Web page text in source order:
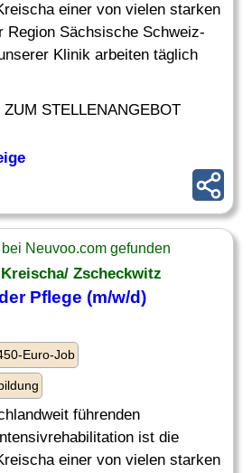
einer von vielen starken
Region Sächsische Schweiz-
Klinik arbeiten täglich
STELLENANGEBOT
Neuvoo.com gefunden
Zscheckwitz
Pflege (m/w/d)
Euro-Job
führenden
ist die
einer von vielen starken